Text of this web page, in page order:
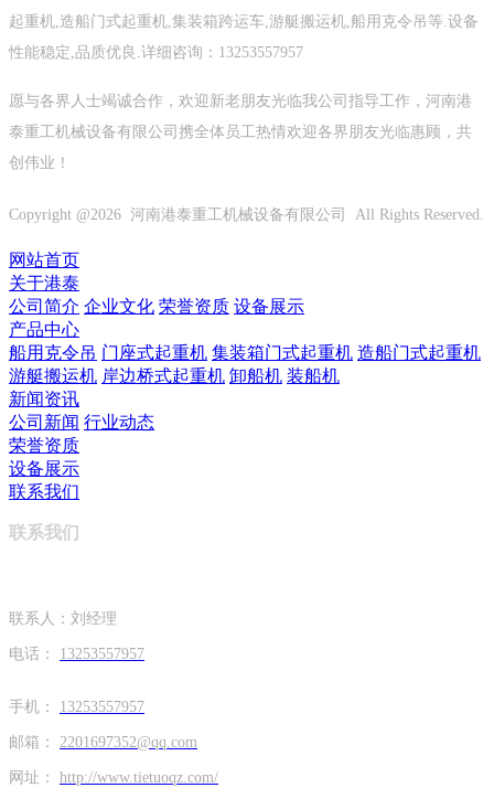
起重机,造船门式起重机,集装箱跨运车,游艇搬运机,船用克令吊等.设备
性能稳定,品质优良.详细咨询：13253557957
愿与各界人士竭诚合作，欢迎新老朋友光临我公司指导工作，河南港
泰重工机械设备有限公司携全体员工热情欢迎各界朋友光临惠顾，共
创伟业！
Copyright @2026 河南港泰重工机械设备有限公司 All Rights Reserved.
网站首页
关于港泰
公司简介 企业文化 荣誉资质 设备展示
产品中心
船用克令吊 门座式起重机 集装箱门式起重机 造船门式起重机
游艇搬运机 岸边桥式起重机 卸船机 装船机
新闻资讯
公司新闻 行业动态
荣誉资质
设备展示
联系我们
联系我们
联系人：刘经理
电话： 13253557957
手机： 13253557957
邮箱： 2201697352@qq.com
网址： http://www.tietuoqz.com/